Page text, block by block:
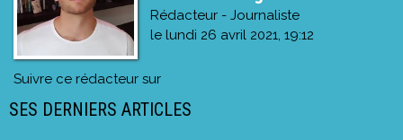
Rédacteur - Journaliste
le lundi 26 avril 2021, 19:12
Suivre ce rédacteur sur
SES DERNIERS ARTICLES